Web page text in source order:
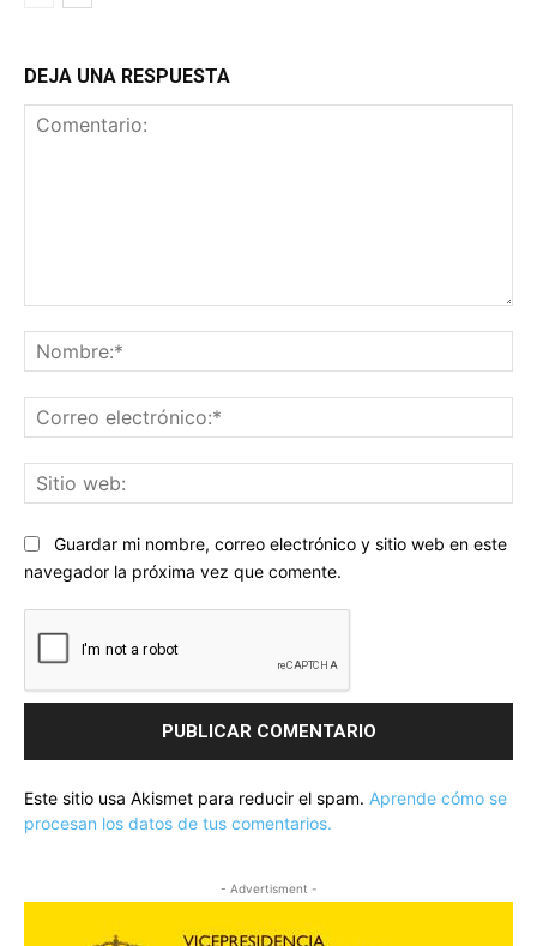
DEJA UNA RESPUESTA
Guardar mi nombre, correo electrónico y sitio web en este
navegador la próxima vez que comente.
Este sitio usa Akismet para reducir el spam. Aprende cómo se
procesan los datos de tus comentarios.
- Advertisment -